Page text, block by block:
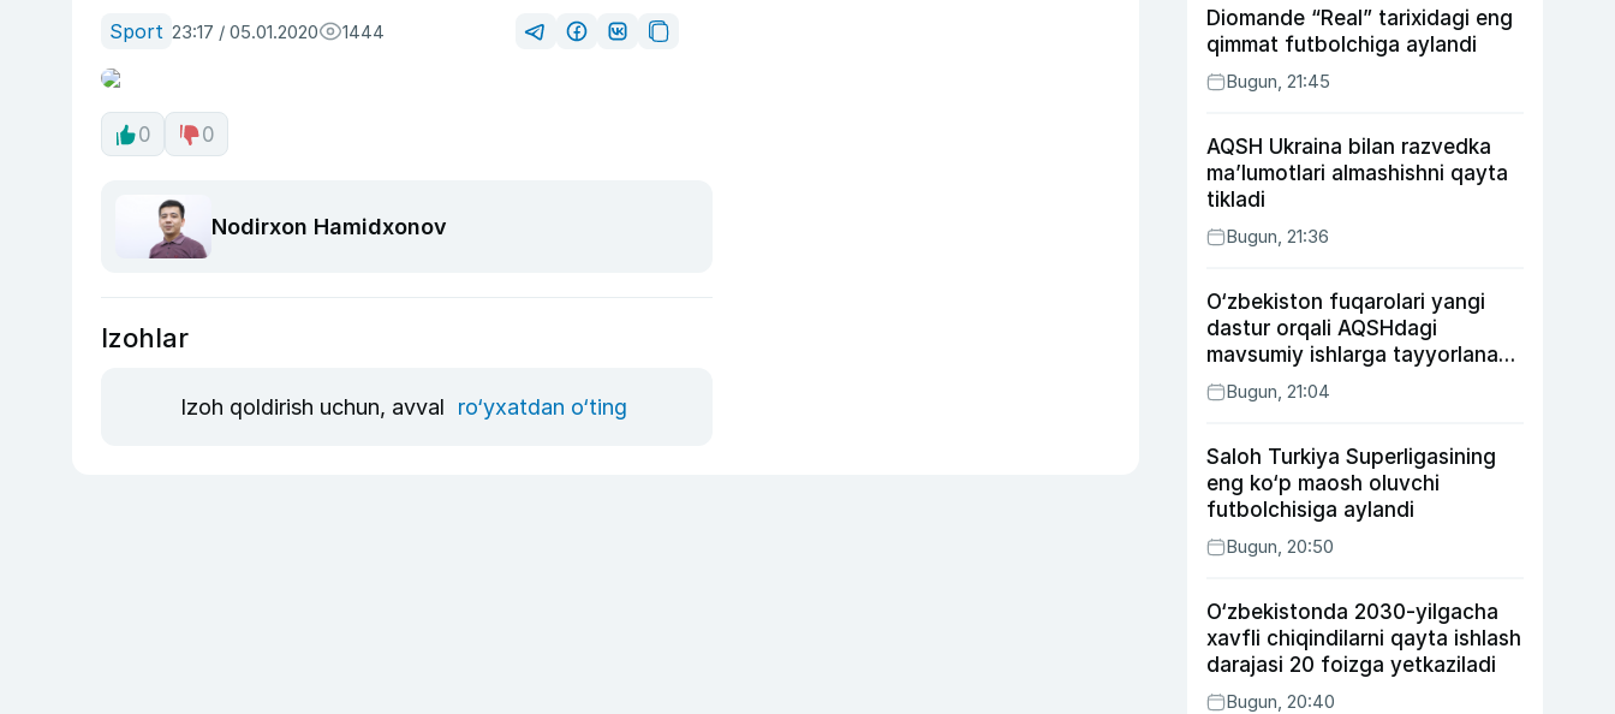
Sport 23:17 / 05.01.2020 1444
0 0
Nodirxon Hamidxonov
Izohlar
Izoh qoldirish uchun, avval ro‘yxatdan o‘ting
Diomande “Real” tarixidagi eng
qimmat futbolchiga aylandi
Bugun, 21:45
AQSH Ukraina bilan razvedka
ma’lumotlari almashishni qayta
tikladi
Bugun, 21:36
O‘zbekiston fuqarolari yangi
dastur orqali AQSHdagi
mavsumiy ishlarga tayyorlanadi
va joylashtiriladi
Bugun, 21:04
Saloh Turkiya Superligasining
eng ko‘p maosh oluvchi
futbolchisiga aylandi
Bugun, 20:50
O‘zbekistonda 2030-yilgacha
xavfli chiqindilarni qayta ishlash
darajasi 20 foizga yetkaziladi
Bugun, 20:40